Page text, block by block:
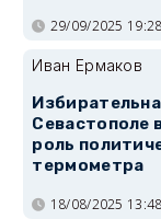
29/09/2025 19:28
Иван Ермаков
Севастополе
роль
термометра
18/08/2025 13:48